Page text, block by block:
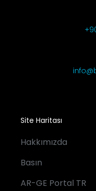
Site Haritası
Hakkımızda
Basın
AR-GE Portal TR